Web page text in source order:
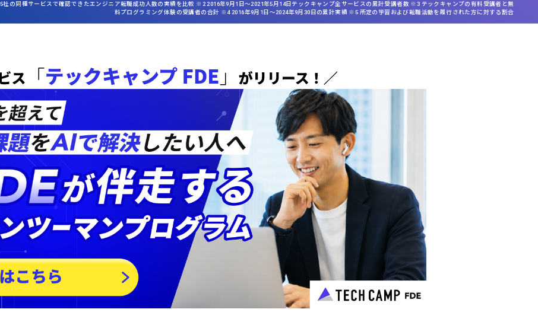
の同種サービスで確認できたエンジニア転職成功人数の実績を比較 ※2 2016年9月1日〜2021年5月14日テックキャンプ全サービスの累計受講者数 ※3 テックキャンプの有料受講者と無
料プログラミング体験の受講者の合計 ※4 2016年9月1日〜2024年9月30日の累計実績 ※5 所定の学習および転職活動を履行された方に対する割合